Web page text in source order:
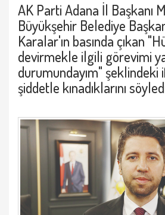
AK Parti Adana İl Başkanı
Büyükşehir Belediye
Karalar'ın basında çıkan
devirmekle ilgili görevimi
durumundayım" şeklindeki
şiddetle kınadıklarını